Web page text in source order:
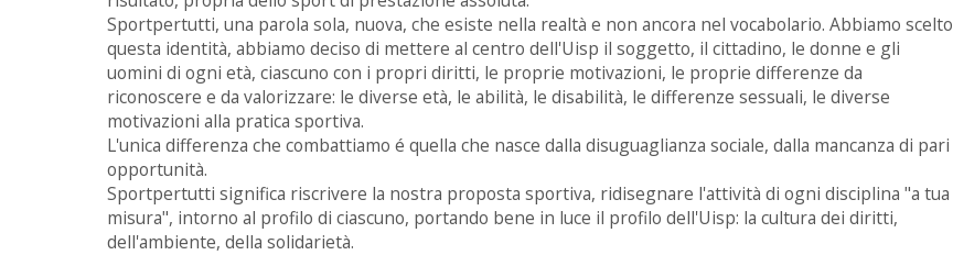
Sportpertutti, una parola sola, nuova, che esiste nella realtà e non ancora nel vocabolario. Abbiamo scelto
questa identità, abbiamo deciso di mettere al centro dell'Uisp il soggetto, il cittadino, le donne e gli
uomini di ogni età, ciascuno con i propri diritti, le proprie motivazioni, le proprie differenze da
riconoscere e da valorizzare: le diverse età, le abilità, le disabilità, le differenze sessuali, le diverse
motivazioni alla pratica sportiva.
L'unica differenza che combattiamo é quella che nasce dalla disuguaglianza sociale, dalla mancanza di pari
opportunità.
Sportpertutti significa riscrivere la nostra proposta sportiva, ridisegnare l'attività di ogni disciplina "a tua
misura", intorno al profilo di ciascuno, portando bene in luce il profilo dell'Uisp: la cultura dei diritti,
dell'ambiente, della solidarietà.